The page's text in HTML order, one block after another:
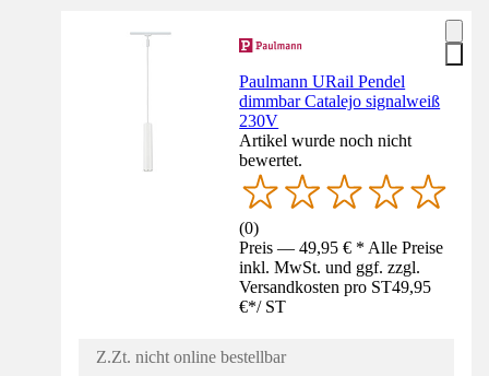
Paulmann URail Pendel
dimmbar Catalejo signalweiß
230V
Artikel wurde noch nicht
bewertet.
(0)
Preis — 49,95 € * Alle Preise
inkl. MwSt. und ggf. zzgl.
Versandkosten pro ST49,95
€*/ ST
Z.Zt. nicht online bestellbar